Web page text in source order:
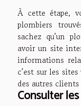
À cette étape,
plombiers
sachez qu’un
avoir un site
informations
c’est sur les
des autres
Consulter